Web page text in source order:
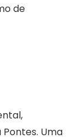
de
Uma